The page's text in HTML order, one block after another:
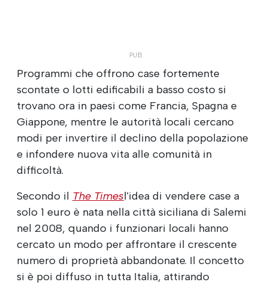
Programmi che offrono case fortemente
scontate o lotti edificabili a basso costo si
trovano ora in paesi come Francia, Spagna e
Giappone, mentre le autorità locali cercano
modi per invertire il declino della popolazione
e infondere nuova vita alle comunità in
difficoltà.
Secondo il The Timesl'idea di vendere case a
solo 1 euro è nata nella città siciliana di Salemi
nel 2008, quando i funzionari locali hanno
cercato un modo per affrontare il crescente
numero di proprietà abbandonate. Il concetto
si è poi diffuso in tutta Italia, attirando